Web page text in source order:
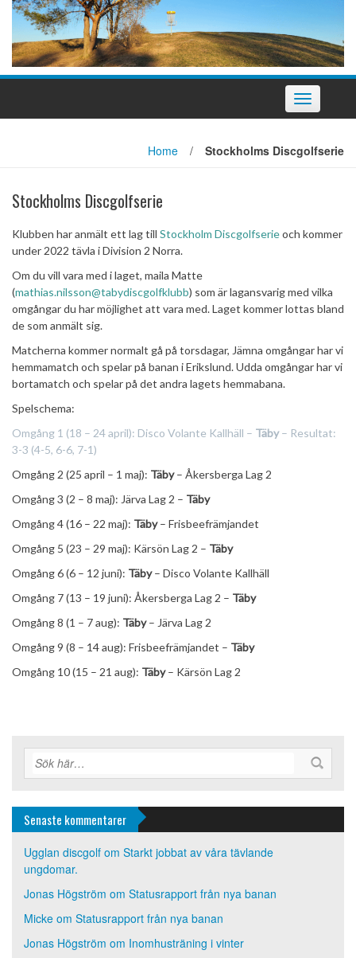
Slå
på/av
navigering
Home / Stockholms Discgolfserie
Stockholms Discgolfserie
Klubben har anmält ett lag till Stockholm Discgolfserieoch kommer
under 2022 tävla i Division 2 Norra.
Om du vill vara med i laget, maila Matte
(mathias.nilsson@tabydiscgolfklubb) som är lagansvarig med vilka
omgångar du har möjlighet att vara med. Laget kommer lottas bland
de som anmält sig.
Matcherna kommer normalt gå på torsdagar, Jämna omgångar har vi
hemmamatch och spelar på banan i Erikslund. Udda omgångar har vi
bortamatch och spelar på det andra lagets hemmabana.
Spelschema:
Omgång 1 (18 – 24 april): Disco Volante Kallhäll – Täby– Resultat:
3-3 (4-5, 6-6, 7-1)
Omgång 2 (25 april – 1 maj): Täby– Åkersberga Lag 2
Omgång 3 (2 – 8 maj): Järva Lag 2 – Täby
Omgång 4 (16 – 22 maj): Täby– Frisbeefrämjandet
Omgång 5 (23 – 29 maj): Kärsön Lag 2 – Täby
Omgång 6 (6 – 12 juni): Täby– Disco Volante Kallhäll
Omgång 7 (13 – 19 juni): Åkersberga Lag 2 – Täby
Omgång 8 (1 – 7 aug): Täby– Järva Lag 2
Omgång 9 (8 – 14 aug): Frisbeefrämjandet – Täby
Omgång 10 (15 – 21 aug): Täby– Kärsön Lag 2
Senaste kommentarer
Ugglan discgolf om Starkt jobbat av våra tävlande
ungdomar.
Jonas Högström om Statusrapport från nya banan
Micke om Statusrapport från nya banan
Jonas Högström om Inomhusträning i vinter